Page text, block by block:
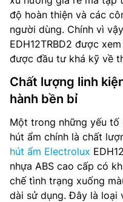
độ hoàn thiện và các
người dùng. Chính vì
EDH12TRBD2 được
được đầu tư khá kỹ về
Chất lượng linh
hành bền bỉ
Một trong những yếu
hút ẩm chính là chất
hút ẩm Electrolux
nhựa ABS cao cấp có
chế tình trạng xuống
dài sử dụng. Đây là loại